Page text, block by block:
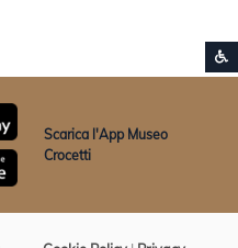
Scarica l'App Museo
Crocetti